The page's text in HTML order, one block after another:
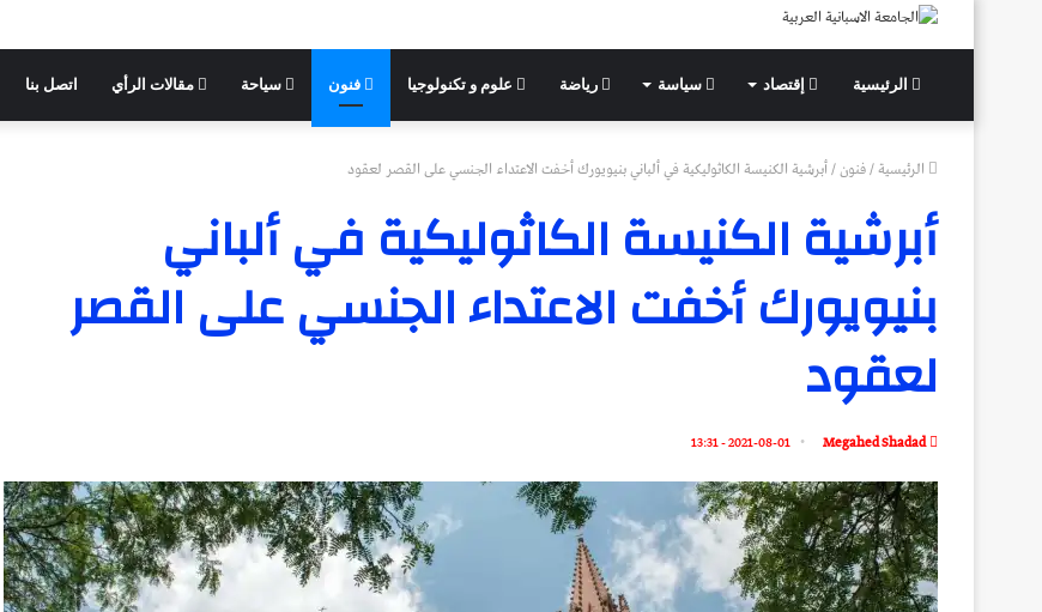
الرئيسية إقتصاد سياسة رياضة علوم و تكنولوجيا فنون سياحة مقالات الرأي اتصل بنا
الرئيسية/فنون/أبرشية الكنيسة الكاثوليكية في ألباني بنيويورك أخفت الاعتداء الجنسي على القصر لعقود
أبرشية الكنيسة الكاثوليكية في ألباني
بنيويورك أخفت الاعتداء الجنسي على القصر
لعقود
Megahed Shadad
2021-08-01 - 13:31